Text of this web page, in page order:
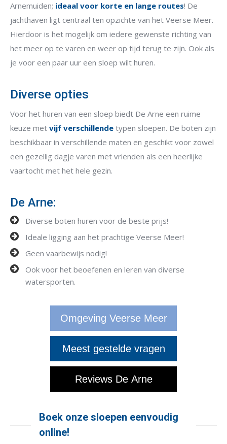
Arnemuiden; ideaal voor korte en lange routes! De
jachthaven ligt centraal ten opzichte van het Veerse Meer.
Hierdoor is het mogelijk om iedere gewenste richting van
het meer op te varen en weer op tijd terug te zijn. Ook als
je voor een paar uur een sloep wilt huren.
Diverse opties
Voor het huren van een sloep biedt De Arne een ruime
keuze met vijf verschillende typen sloepen. De boten zijn
beschikbaar in verschillende maten en geschikt voor zowel
een gezellig dagje varen met vrienden als een heerlijke
vaartocht met het hele gezin.
De Arne:
Diverse boten huren voor de beste prijs!
Ideale ligging aan het prachtige Veerse Meer!
Geen vaarbewijs nodig!
Ook voor het beoefenen en leren van diverse
watersporten.
Omgeving Veerse Meer
Meest gestelde vragen
Reviews De Arne
Boek onze sloepen eenvoudig
online!